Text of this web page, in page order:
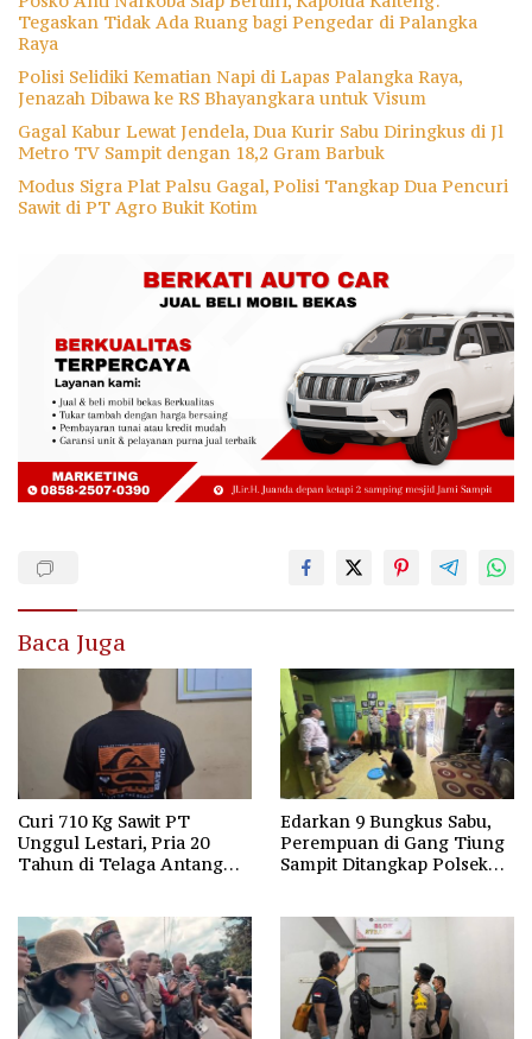
Tegaskan Tidak Ada Ruang bagi Pengedar di Palangka
Raya
Polisi Selidiki Kematian Napi di Lapas Palangka Raya,
Jenazah Dibawa ke RS Bhayangkara untuk Visum
Gagal Kabur Lewat Jendela, Dua Kurir Sabu Diringkus di Jl
Metro TV Sampit dengan 18,2 Gram Barbuk
Modus Sigra Plat Palsu Gagal, Polisi Tangkap Dua Pencuri
Sawit di PT Agro Bukit Kotim
Baca Juga
Curi 710 Kg Sawit PT
Unggul Lestari, Pria 20
Tahun di Telaga Antang
Edarkan 9 Bungkus Sabu,
Perempuan di Gang Tiung
Sampit Ditangkap Polsek